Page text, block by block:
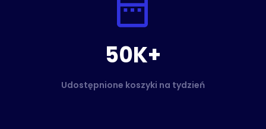
50K+
Udostępnione koszyki na tydzień